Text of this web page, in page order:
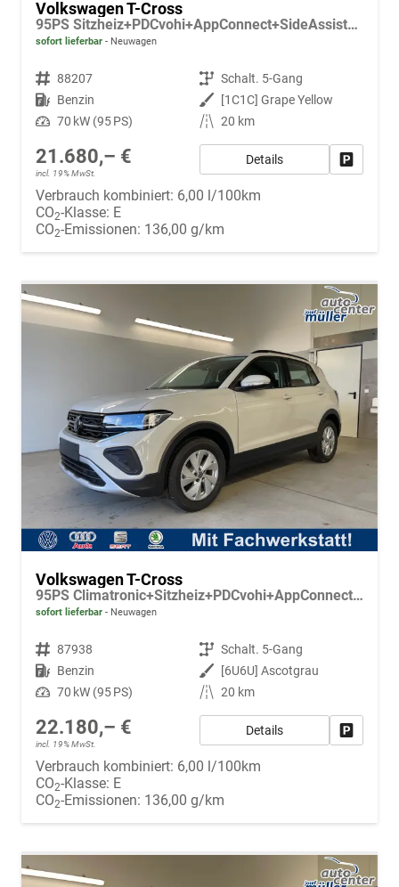
Volkswagen T-Cross
95PS Sitzheiz+PDCvohi+AppConnect+SideAssist+TravelAssist+ACC+Klima
sofort lieferbar Neuwagen
Fahrzeugnr. 88207 Getriebe Schalt. 5-Gang
Kraftstoff Benzin Außenfarbe [1C1C] Grape Yellow
Leistung 70 kW (95 PS) Kilometerstand 20 km
21.680,– €
incl. 19% MwSt.
Details
Verbrauch kombiniert: 6,00 l/100km
CO2-Klasse: E
CO2-Emissionen: 136,00 g/km
Volkswagen T-Cross
95PS Climatronic+Sitzheiz+PDCvohi+AppConnect+Side+TravelAssist+ACC
sofort lieferbar Neuwagen
Fahrzeugnr. 87938 Getriebe Schalt. 5-Gang
Kraftstoff Benzin Außenfarbe [6U6U] Ascotgrau
Leistung 70 kW (95 PS) Kilometerstand 20 km
22.180,– €
incl. 19% MwSt.
Details
Verbrauch kombiniert: 6,00 l/100km
CO2-Klasse: E
CO2-Emissionen: 136,00 g/km